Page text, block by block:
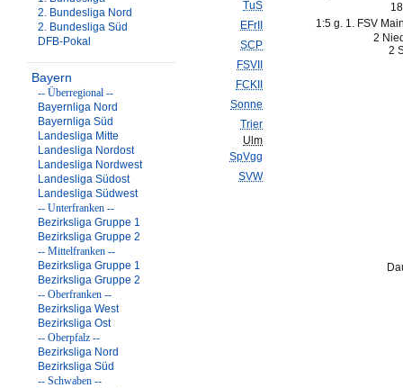
2. Bundesliga Nord
2. Bundesliga Süd
DFB-Pokal
Bayern
-- Überregional --
Bayernliga Nord
Bayernliga Süd
Landesliga Mitte
Landesliga Nordost
Landesliga Nordwest
Landesliga Südost
Landesliga Südwest
-- Unterfranken --
Bezirksliga Gruppe 1
Bezirksliga Gruppe 2
-- Mittelfranken --
Bezirksliga Gruppe 1
Bezirksliga Gruppe 2
-- Oberfranken --
Bezirksliga West
Bezirksliga Ost
-- Oberpfalz --
Bezirksliga Nord
Bezirksliga Süd
-- Schwaben --
TuS
EFrII
SCP
FSVII
FCKII
Sonne
Trier
Ulm
SpVgg
SVW
1:5 g. 1. FSV
2
2